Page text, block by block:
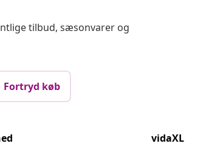
tilbud, sæsonvarer og
Fortryd køb
vidaXL